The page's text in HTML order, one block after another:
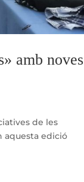
amb noves
de les
aquesta edició